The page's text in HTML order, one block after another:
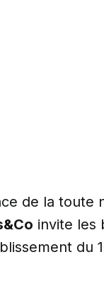
de la toute
invite les
du